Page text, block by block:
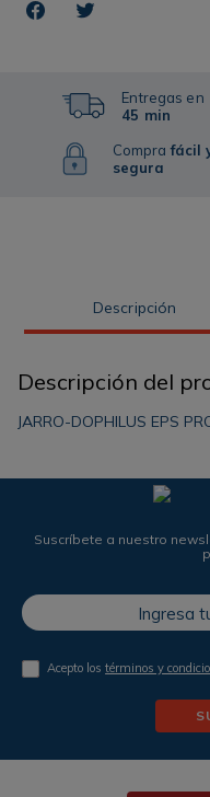
Entregas en
45 min
Comprafácil
segura
Descripción
Descripción del
JARRO-DOPHILUS EPS
Suscríbete a nuestro
Acepto lostérminos y